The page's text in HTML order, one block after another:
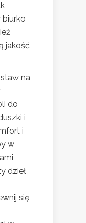
biurko
jakość
na
do
i
i
w
dzieł
się,